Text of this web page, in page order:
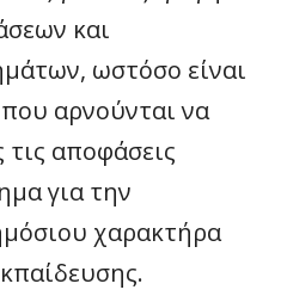
και
ωστόσο είναι
αρνούνται να
αποφάσεις
για την
χαρακτήρα